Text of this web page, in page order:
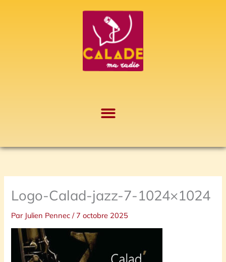
Logo-Calad-jazz-7-1024×1024
Par Julien Pennec/ 7 octobre 2025